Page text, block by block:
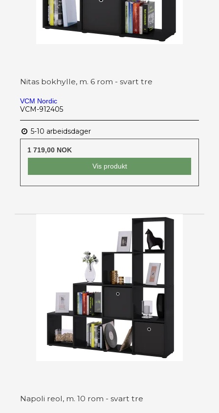
Nitas bokhylle, m. 6 rom - svart tre
VCM Nordic
VCM-912405
5-10 arbeidsdager
1 719,00 NOK
Vis produkt
Napoli reol, m. 10 rom - svart tre